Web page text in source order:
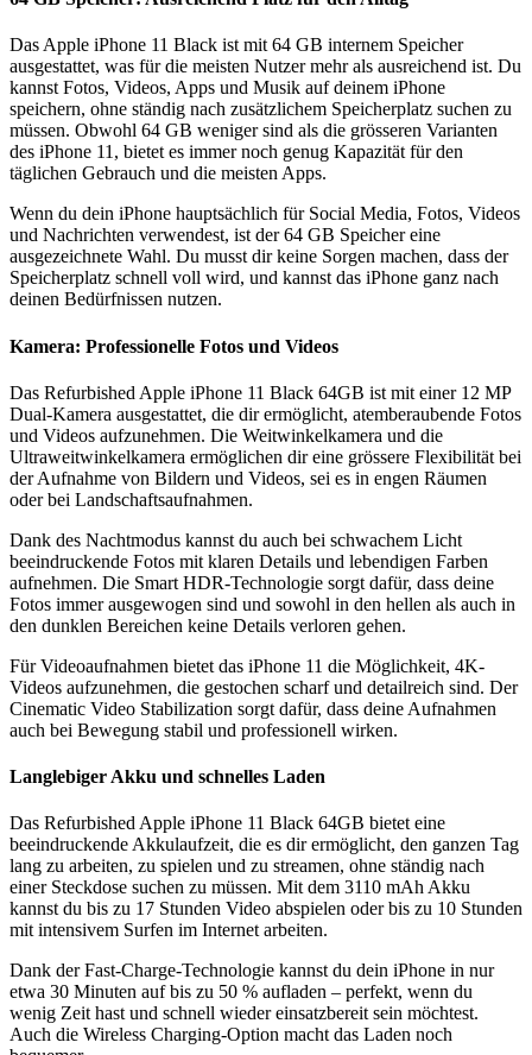
Das Apple iPhone 11 Black ist mit 64 GB internem Speicher
ausgestattet, was für die meisten Nutzer mehr als ausreichend ist. Du
kannst Fotos, Videos, Apps und Musik auf deinem iPhone
speichern, ohne ständig nach zusätzlichem Speicherplatz suchen zu
müssen. Obwohl 64 GB weniger sind als die grösseren Varianten
des iPhone 11, bietet es immer noch genug Kapazität für den
täglichen Gebrauch und die meisten Apps.
Wenn du dein iPhone hauptsächlich für Social Media, Fotos, Videos
und Nachrichten verwendest, ist der 64 GB Speicher eine
ausgezeichnete Wahl. Du musst dir keine Sorgen machen, dass der
Speicherplatz schnell voll wird, und kannst das iPhone ganz nach
deinen Bedürfnissen nutzen.
Kamera: Professionelle Fotos und Videos
Das Refurbished Apple iPhone 11 Black 64GB ist mit einer 12 MP
Dual-Kamera ausgestattet, die dir ermöglicht, atemberaubende Fotos
und Videos aufzunehmen. Die Weitwinkelkamera und die
Ultraweitwinkelkamera ermöglichen dir eine grössere Flexibilität bei
der Aufnahme von Bildern und Videos, sei es in engen Räumen
oder bei Landschaftsaufnahmen.
Dank des Nachtmodus kannst du auch bei schwachem Licht
beeindruckende Fotos mit klaren Details und lebendigen Farben
aufnehmen. Die Smart HDR-Technologie sorgt dafür, dass deine
Fotos immer ausgewogen sind und sowohl in den hellen als auch in
den dunklen Bereichen keine Details verloren gehen.
Für Videoaufnahmen bietet das iPhone 11 die Möglichkeit, 4K-
Videos aufzunehmen, die gestochen scharf und detailreich sind. Der
Cinematic Video Stabilization sorgt dafür, dass deine Aufnahmen
auch bei Bewegung stabil und professionell wirken.
Langlebiger Akku und schnelles Laden
Das Refurbished Apple iPhone 11 Black 64GB bietet eine
beeindruckende Akkulaufzeit, die es dir ermöglicht, den ganzen Tag
lang zu arbeiten, zu spielen und zu streamen, ohne ständig nach
einer Steckdose suchen zu müssen. Mit dem 3110 mAh Akku
kannst du bis zu 17 Stunden Video abspielen oder bis zu 10 Stunden
mit intensivem Surfen im Internet arbeiten.
Dank der Fast-Charge-Technologie kannst du dein iPhone in nur
etwa 30 Minuten auf bis zu 50 % aufladen – perfekt, wenn du
wenig Zeit hast und schnell wieder einsatzbereit sein möchtest.
Auch die Wireless Charging-Option macht das Laden noch